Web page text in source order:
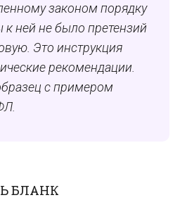
законом порядку
ней не было претензий
Это инструкция
рекомендации.
с примером
БЛАНК